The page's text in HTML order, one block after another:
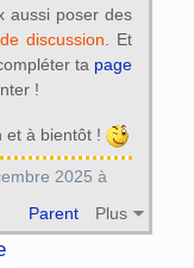
aussi poser des
discussion . Et
ta page
!
et à bientôt !
Parent Plus
2025 à